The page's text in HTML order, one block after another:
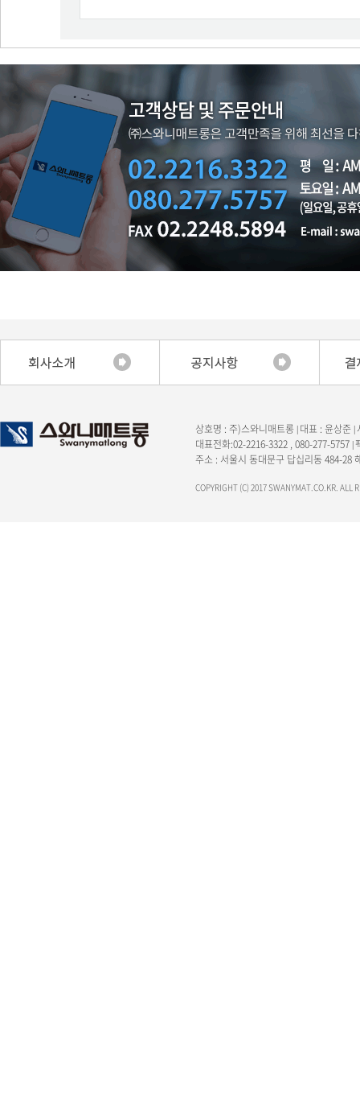
상호명 : 주)스와니매트롱 | 대표 : 윤상준 |
대표전화:02-2216-3322 , 080-277-5757 |
주소 : 서울시 동대문구 답십리동 484-28
COPYRIGHT (C) 2017 SWANYMAT.CO.KR. ALL